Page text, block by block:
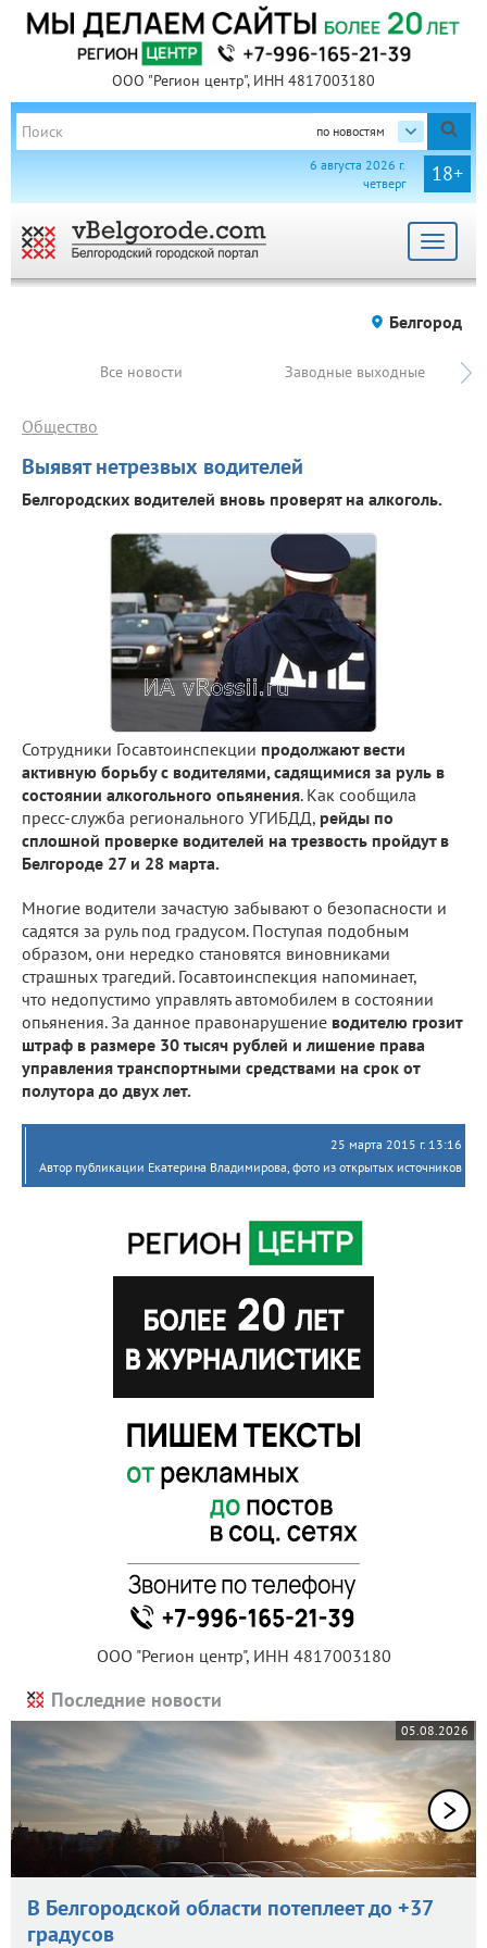
ООО "Регион центр", ИНН 4817003180
по новостям
18+
6 августа 2026 г.
четверг
Toggle
Белгород
Все новости Заводные выходные
Выявят нетрезвых водителей
Общество
Белгородских водителей вновь проверят на алкоголь.
Сотрудники Госавтоинспекции продолжают вести
активную борьбу с водителями, садящимися за руль в
состоянии алкогольного опьянения. Как сообщила
пресс-служба регионального УГИБДД, рейды по
сплошной проверке водителей на трезвость пройдут в
Белгороде 27 и 28 марта.
Многие водители зачастую забывают о безопасности и
садятся за руль под градусом. Поступая подобным
образом, они нередко становятся виновниками
страшных трагедий. Госавтоинспекция напоминает,
что недопустимо управлять автомобилем в состоянии
опьянения. За данное правонарушение водителю грозит
штраф в размере 30 тысяч рублей и лишение права
управления транспортными средствами на срок от
полутора до двух лет.
25 марта 2015 г. 13:16
Автор публикации Екатерина Владимирова, фото из открытых источников
ООО "Регион центр", ИНН 4817003180
Последние новости
05.08.2026
В Белгородской области потеплеет до +37
градусов